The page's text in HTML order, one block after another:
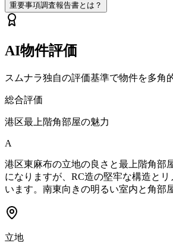
重要事項調査報告書とは？
AI物件評価
スムナラ独自の評価基準で物件を多角
総合評価
港区最上階角部屋の魅力
A
港区東麻布の立地の良さと最上階角部
になりますが、RC造の堅牢な構造と
います。南東向きの明るい室内と角部
立地